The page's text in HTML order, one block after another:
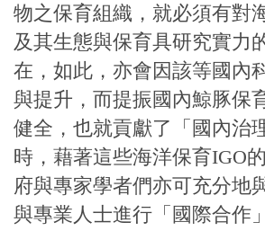
物之保育組織，就必須有對
及其生態與保育具研究實力
在，如此，亦會因該等國內
與提升，而提振國內鯨豚保
健全，也就貢獻了「國內治
時，藉著這些海洋保育IGO
府與專家學者們亦可充分地
與專業人士進行「國際合作